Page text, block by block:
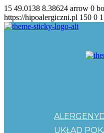
15 49.0138 8.38624 arrow 0
https://hipoalergiczni.pl 150 0 1
ALERGENY
UKŁAD